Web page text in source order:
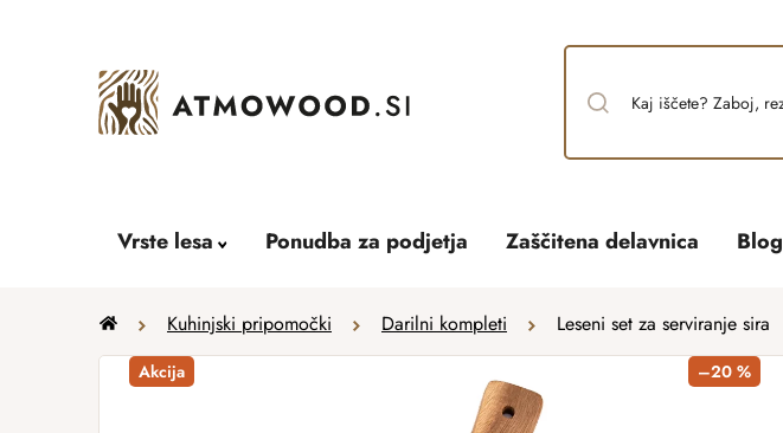
Vrste lesa Ponudba za podjetja Zaščitena delavnica Blog
Home Kuhinjski pripomočki Darilni kompleti Leseni set za serviranje sira
Akcija –20 %